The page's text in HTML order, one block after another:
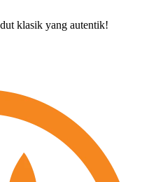
klasik yang autentik!